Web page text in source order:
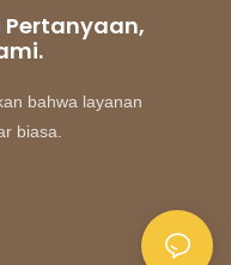
Pertanyaan,
bahwa layanan
biasa.